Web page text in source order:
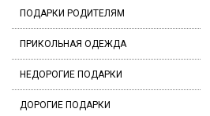
ПОДАРКИ РОДИТЕЛЯМ
ПРИКОЛЬНАЯ ОДЕЖДА
НЕДОРОГИЕ ПОДАРКИ
ДОРОГИЕ ПОДАРКИ